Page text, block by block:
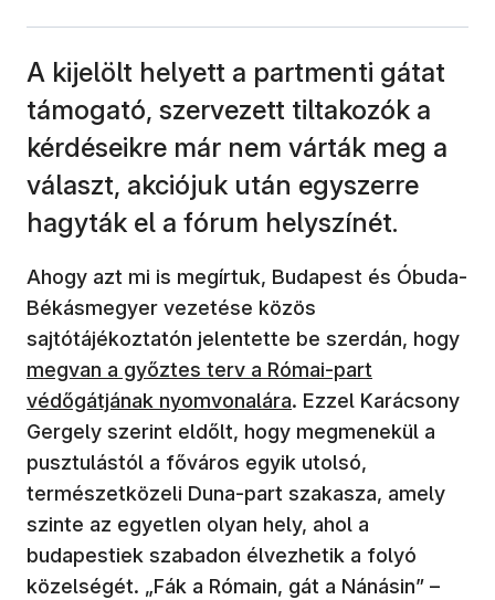
A kijelölt helyett a partmenti gátat
támogató, szervezett tiltakozók a
kérdéseikre már nem várták meg a
választ, akciójuk után egyszerre
hagyták el a fórum helyszínét.
Ahogy azt mi is megírtuk, Budapest és Óbuda-
Békásmegyer vezetése közös
sajtótájékoztatón jelentette be szerdán, hogy
megvan a győztes terv a Római-part
védőgátjának nyomvonalára. Ezzel Karácsony
Gergely szerint eldőlt, hogy megmenekül a
pusztulástól a főváros egyik utolsó,
természetközeli Duna-part szakasza, amely
szinte az egyetlen olyan hely, ahol a
budapestiek szabadon élvezhetik a folyó
közelségét. „Fák a Rómain, gát a Nánásin” –